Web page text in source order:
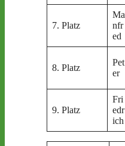
7. Platz
Ma
nfr
ed
8. Platz
Pet
er
9. Platz
Fri
edr
ich